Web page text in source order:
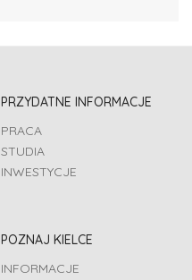
PRZYDATNE INFORMACJE
PRACA
STUDIA
INWESTYCJE
POZNAJ KIELCE
INFORMACJE